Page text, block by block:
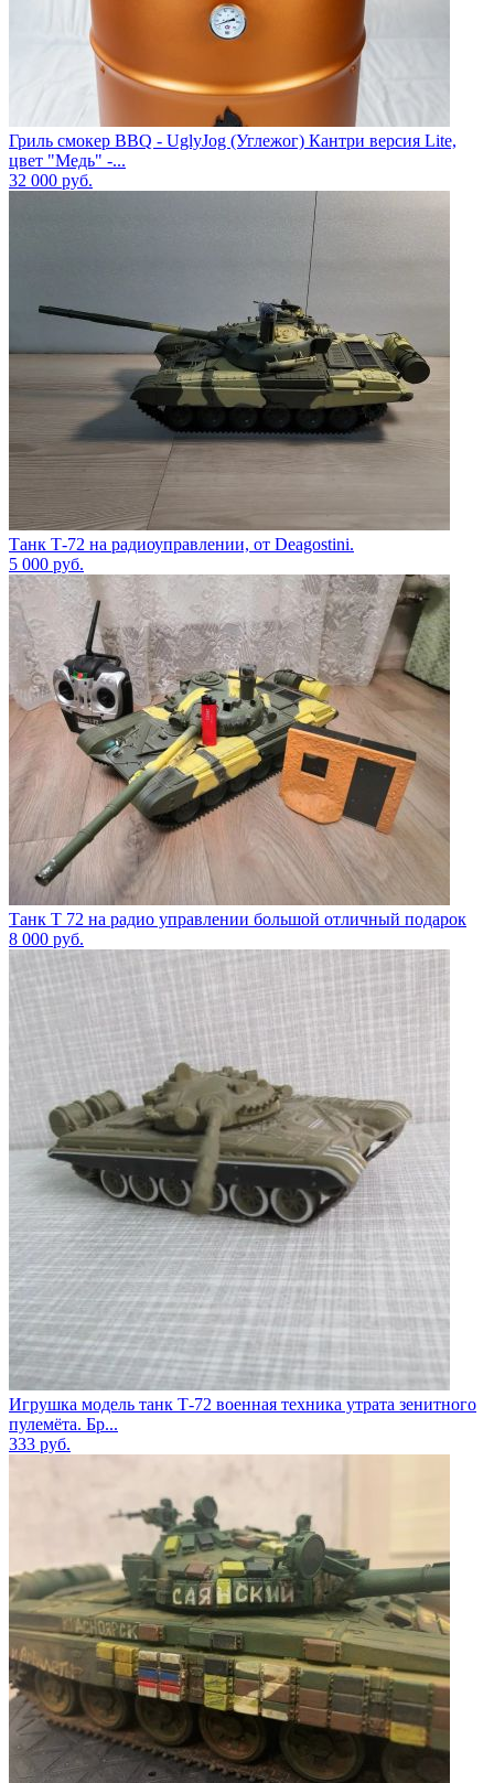
Гриль смокер BBQ - UglyJog (Углежог) Кантри версия Lite,
цвет "Медь" -...
32 000 руб.
Танк Т-72 на радиоуправлении, от Deagostini.
5 000 руб.
Танк Т 72 на радио управлении большой отличный подарок
8 000 руб.
Игрушка модель танк Т-72 военная техника утрата зенитного
пулемёта. Бр...
333 руб.